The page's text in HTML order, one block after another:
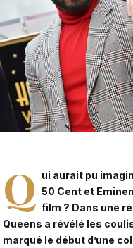
Q
ui aurait pu
50 Cent et
film ? Dans une
Queens a révélé les
marqué le début d’une